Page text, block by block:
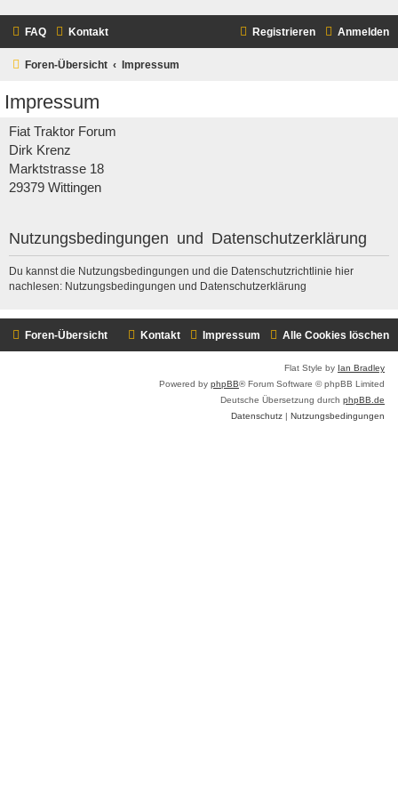
FAQ Kontakt Anmelden
Registrieren
Foren-Übersicht Impressum
Impressum
Fiat Traktor Forum
Dirk Krenz
Marktstrasse 18
29379 Wittingen
Nutzungsbedingungen und Datenschutzerklärung
Du kannst die Nutzungsbedingungen und die Datenschutzrichtlinie hier
nachlesen: Nutzungsbedingungen und Datenschutzerklärung
Foren-Übersicht Alle Cookies löschen
Impressum
Kontakt
Flat Style by Ian Bradley
Powered by phpBB® Forum Software © phpBB Limited
Deutsche Übersetzung durch phpBB.de
Datenschutz | Nutzungsbedingungen